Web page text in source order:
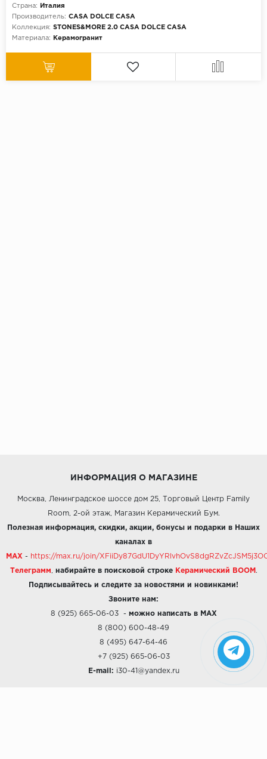
Страна:
Италия
Производитель: CASA DOLCE CASA
Коллекция: STONES&MORE 2.0 CASA DOLCE CASA
Материала:
Керамогранит
ИНФОРМАЦИЯ О МАГАЗИНЕ
Москва, Ленинградское шоссе дом 25, Торговый Центр Family
Room, 2-ой этаж, Магазин Керамический Бум.
Полезная информация, скидки, акции, бонусы и подарки в Наших
каналах в
MAX - https://max.ru/join/
Телеграмм набирайте в поисковой строке Керамический BOOM .
Подписывайтесь и следите за новостями и новинками!
Звоните нам:
8 (925) 665-06-03- можно написать в MAX
8 (800) 600-48-49
8 (495) 647-64-46
+7 (925) 665-06-03
E-mail: i30-41@yandex.ru